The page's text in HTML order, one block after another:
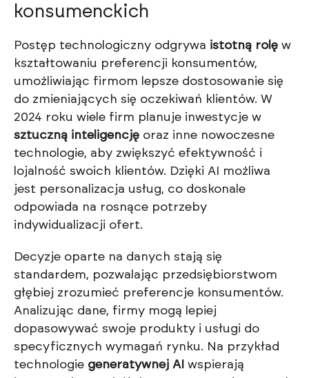
konsumenckich
Postęp technologiczny odgrywa istotną rolę w
kształtowaniu preferencji konsumentów,
umożliwiając firmom lepsze dostosowanie się
do zmieniających się oczekiwań klientów. W
2024 roku wiele firm planuje inwestycje w
sztuczną inteligencję oraz inne nowoczesne
technologie, aby zwiększyć efektywność i
lojalność swoich klientów. Dzięki AI możliwa
jest personalizacja usług, co doskonale
odpowiada na rosnące potrzeby
indywidualizacji ofert.
Decyzje oparte na danych stają się
standardem, pozwalając przedsiębiorstwom
głębiej zrozumieć preferencje konsumentów.
Analizując dane, firmy mogą lepiej
dopasowywać swoje produkty i usługi do
specyficznych wymagań rynku. Na przykład
technologie generatywnej AI wspierają